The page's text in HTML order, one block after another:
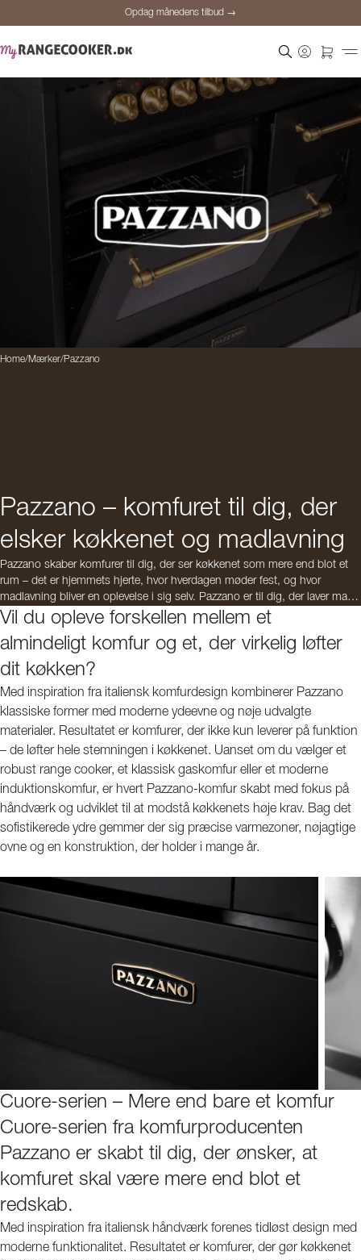
Opdag månedens tilbud →
Prisgaranti
Personlig rådgivning
Home/Mærker/Pazzano
Pazzano – komfuret til dig, der
elsker køkkenet og madlavning
Pazzano skaber komfurer til dig, der ser køkkenet som mere end blot et
rum – det er hjemmets hjerte, hvor hverdagen møder fest, og hvor
madlavning bliver en oplevelse i sig selv. Pazzano er til dig, der laver mad
med passion – og som ved, at virkelig god mad begynder med det rette
værktøj i det rette miljø.
Pazzano – Cook beautifully. Live fully.
Vil du opleve forskellen mellem et
almindeligt komfur og et, der virkelig løfter
dit køkken?
Med inspiration fra italiensk komfurdesign kombinerer Pazzano
klassiske former med moderne ydeevne og nøje udvalgte
materialer. Resultatet er komfurer, der ikke kun leverer på funktion
– de løfter hele stemningen i køkkenet. Uanset om du vælger et
robust range cooker, et klassisk gaskomfur eller et moderne
induktionskomfur, er hvert Pazzano-komfur skabt med fokus på
håndværk og udviklet til at modstå køkkenets høje krav. Bag det
sofistikerede ydre gemmer der sig præcise varmezoner, nøjagtige
ovne og en konstruktion, der holder i mange år.
Cuore-serien – Mere end bare et komfur
Cuore-serien fra komfurproducenten
Pazzano er skabt til dig, der ønsker, at
komfuret skal være mere end blot et
redskab.
Med inspiration fra italiensk håndværk forenes tidløst design med
moderne funktionalitet. Resultatet er komfurer, der gør køkkenet